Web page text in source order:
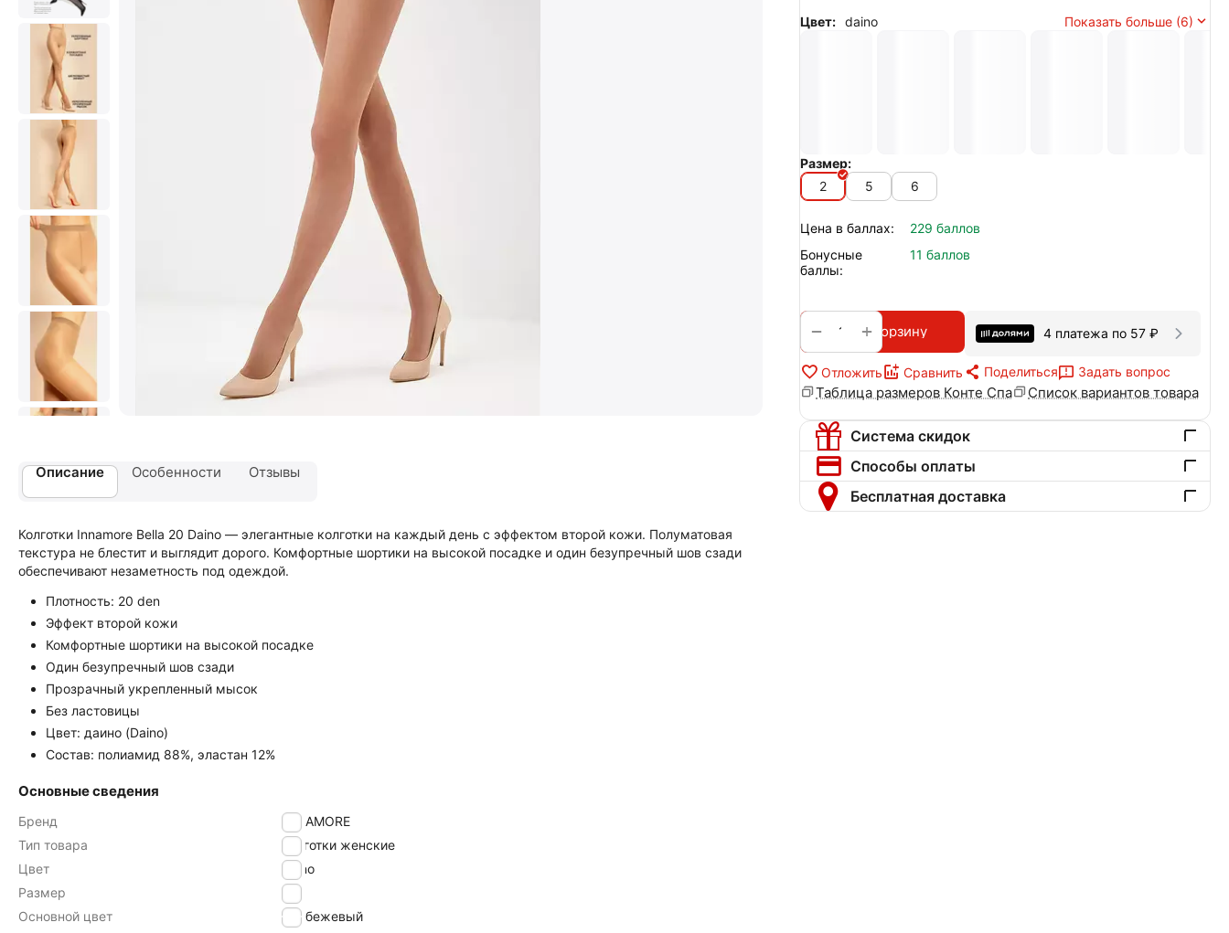
Цвет: daino Показать больше (6)
Размер:
2
5 6
Цена в баллах:
229 баллов
Бонусные
баллы:
11 баллов
+
− В корзину 4 платежа по 57 ₽
Отложить Сравнить Поделиться Задать вопрос
Таблица размеров Конте Спа Список вариантов товара
Система скидок
Способы оплаты
Бесплатная доставка
Описание Особенности Отзывы
Колготки Innamore Bella 20 Daino — элегантные колготки на каждый день с эффектом второй кожи. Полуматовая
текстура не блестит и выглядит дорого. Комфортные шортики на высокой посадке и один безупречный шов сзади
обеспечивают незаметность под одеждой.
Плотность: 20 den
Эффект второй кожи
Комфортные шортики на высокой посадке
Один безупречный шов сзади
Прозрачный укрепленный мысок
Без ластовицы
Цвет: даино (Daino)
Состав: полиамид 88%, эластан 12%
Основные сведения
Бренд
INNAMORE
Тип товара
Колготки женские
Цвет
daino
Размер
2
Основной цвет
бежевый